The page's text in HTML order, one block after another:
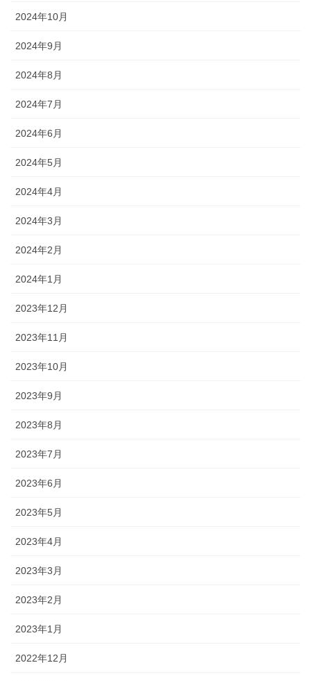
2024年10月
2024年9月
2024年8月
2024年7月
2024年6月
2024年5月
2024年4月
2024年3月
2024年2月
2024年1月
2023年12月
2023年11月
2023年10月
2023年9月
2023年8月
2023年7月
2023年6月
2023年5月
2023年4月
2023年3月
2023年2月
2023年1月
2022年12月